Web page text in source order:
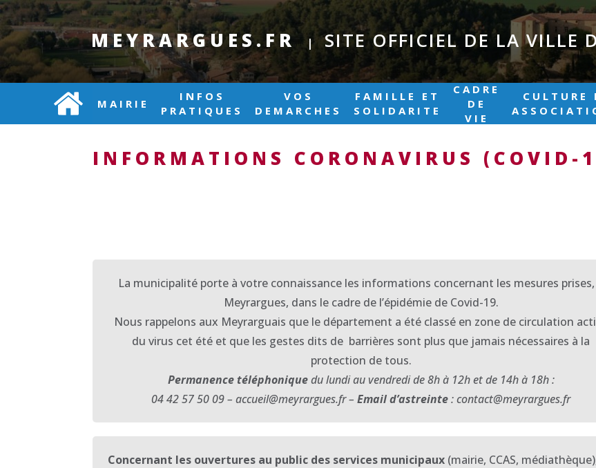
MEYRARGUES.FR | SITE OFFICIEL DE LA VILLE
MAIRIE
INFOS
PRATIQUES
VOS
DEMARCHES
FAMILLE ET
SOLIDARITE
CADRE
DE
VIE
CULTURE
INFORMATIONS CORONAVIRUS (COVID-
La municipalité porte à votre connaissance les informations concernant les mesures prises,
Meyrargues, dans le cadre de l’épidémie de Covid-19.
Nous rappelons aux Meyrarguais que le département a été classé en zone de circulation
du virus cet été et que les gestes dits de barrières sont plus que jamais nécessaires à la
protection de tous.
Permanence téléphoniquedu lundi au vendredi de 8h à 12h et de 14h à 18h :
04 42 57 50 09 – accueil@meyrargues.fr –Email d’astreinte: contact@meyrargues.fr
Concernant les ouvertures au public des services municipaux(mairie, CCAS,